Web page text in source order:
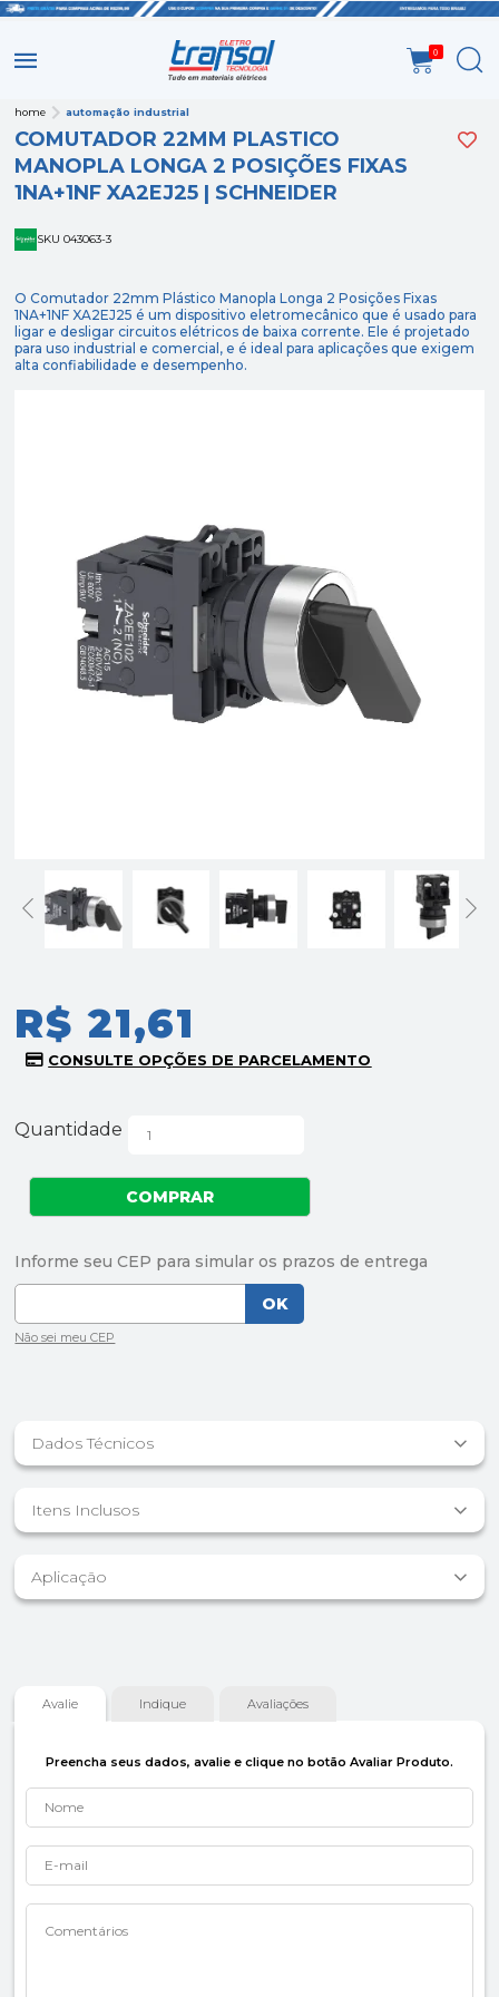
0
home automação industrial
COMUTADOR 22MM PLASTICO
MANOPLA LONGA 2 POSIÇÕES FIXAS
1NA+1NF XA2EJ25 | SCHNEIDER
SKU 043063-3
O Comutador 22mm Plástico Manopla Longa 2 Posições Fixas
1NA+1NF XA2EJ25 é um dispositivo eletromecânico que é usado para
ligar e desligar circuitos elétricos de baixa corrente. Ele é projetado
para uso industrial e comercial, e é ideal para aplicações que exigem
alta confiabilidade e desempenho.
R$ 21,61
Quantidade
Dados Técnicos
Itens Inclusos
Aplicação
Avalie Indique Avaliações
Preencha seus dados, avalie e clique no botão Avaliar Produto.